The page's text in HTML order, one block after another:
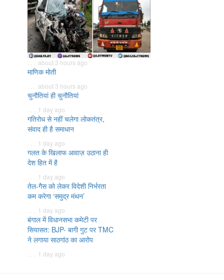
. . . about 3 hours ago
माणिक मोती
. . . about 3 hours ago
चुनौतियां ही चुनौतियां
. . . 1 day ago
गतिरोध से नहीं चलेगा लोकतंत्र,
संवाद ही है समाधान
. . . 1 day ago
गलत के खिलाफ आवाज़ उठाना ही
देश हित में है
. . . 1 day ago
तेल-गैस को लेकर विदेशी निर्भरता
कम करेगा ‘समुद्र मंथन’
. . . 1 day ago
बंगाल में विधानसभा कमेटी पर
सियासत: BJP- बागी गुट पर TMC
ने लगाया साठगांठ का आरोप
. . . 1 day ago